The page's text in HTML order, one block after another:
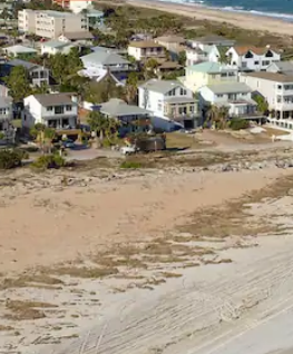
para cima e para baixo do teclado